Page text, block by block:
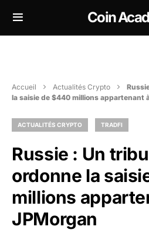
Coin
Accueil Actualités Crypto
la saisie de $440 millions appartenant
ACTUALITÉS CRYPTO TRADFI
Russie : Un
ordonne la
millions
JPMorgan